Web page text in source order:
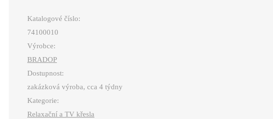
Katalogové číslo:
74100010
Výrobce:
BRADOP
Dostupnost:
zakázková výroba, cca 4 týdny
Kategorie:
Relaxační a TV křesla